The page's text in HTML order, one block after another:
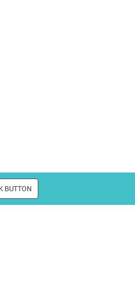
BUTTON